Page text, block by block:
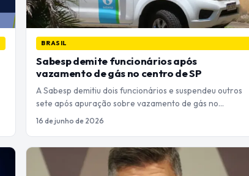
BRASIL
Sabesp demite funcionários após
vazamento de gás no centro de SP
A Sabesp demitiu dois funcionários e suspendeu outros
sete após apuração sobre vazamento de gás no…
16 de junho de 2026